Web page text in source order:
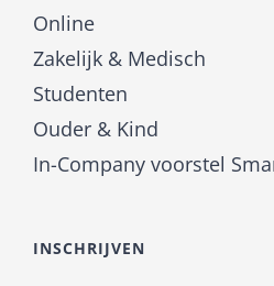
Online
Zakelijk & Medisch
Studenten
Ouder & Kind
In-Company voorstel
INSCHRIJVEN